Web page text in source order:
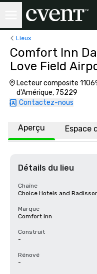
Lieux
Comfort Inn
Love Field
Lecteur composite
d'Amérique, 75229
Contactez-nous
Aperçu Espace
Détails du lieu
Chaîne
Choice Hotels and
Marque
Comfort Inn
Construit
-
Rénové
-